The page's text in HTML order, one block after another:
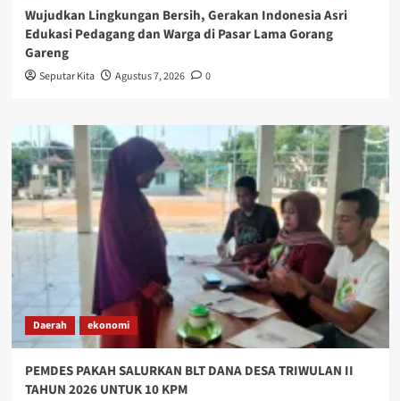
Wujudkan Lingkungan Bersih, Gerakan Indonesia Asri
Edukasi Pedagang dan Warga di Pasar Lama Gorang
Gareng
Seputar Kita Agustus 7, 2026 0
Daerah ekonomi
PEMDES PAKAH SALURKAN BLT DANA DESA TRIWULAN II
TAHUN 2026 UNTUK 10 KPM